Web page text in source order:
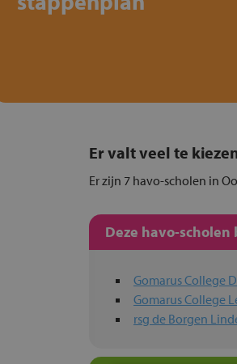
Er valt veel te
Er zijn 7 havo-scholen in
Deze havo-
Gomarus College
Gomarus College
rsg de Borgen